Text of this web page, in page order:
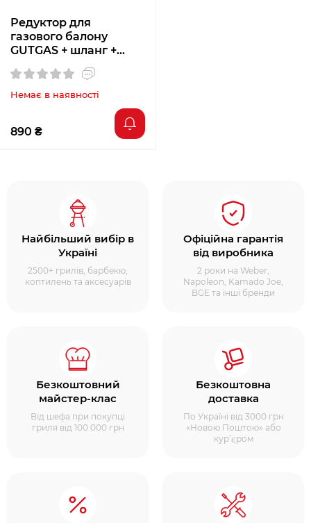
Редуктор для
газового балону
GUTGAS + шланг +
Немає в наявності
890 ₴
Найбільший вибір в
Україні
2500+ грилів, барбекю,
коптилень та аксесуарів
Офіційна гарантія
від виробника
2 роки на Weber,
Napoleon, Kamado Joe,
BGE та інші бренди
Безкоштовний
майстер-клас
Від шефа при покупці
гриля від 100 000 грн
Безкоштовна
доставка
По Україні від 3000 грн
«Новою Поштою» або
кур’єром